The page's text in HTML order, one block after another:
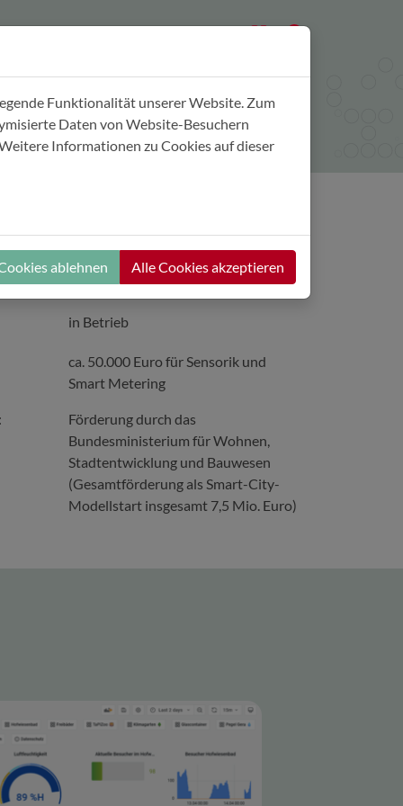
Wissensnavigator Marktplatz
Feb. 2021 bis Ende 2026
in Betrieb
ca. 50.000 Euro für Sensorik und
Smart Metering
Förderung durch das
Bundesministerium für Wohnen,
Stadtentwicklung und Bauwesen
(Gesamtförderung als Smart-City-
Modellstart insgesamt 7,5 Mio. Euro)
Funktionalität unserer Website. Zum
Daten von Website-Besuchern
Informationen zu Cookies auf dieser
ablehnen Alle Cookies akzeptieren